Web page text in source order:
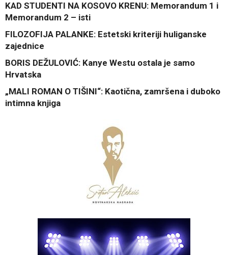
KAD STUDENTI NA KOSOVO KRENU: Memorandum 1 i
Memorandum 2 – isti
FILOZOFIJA PALANKE: Estetski kriteriji huliganske
zajednice
BORIS DEŽULOVIĆ: Kanye Westu ostala je samo
Hrvatska
„MALI ROMAN O TIŠINI“: Kaotična, zamršena i duboko
intimna knjiga